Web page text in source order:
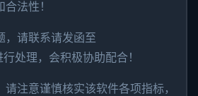
法性！
，请联系请发函至
处理，会积极协助配合！
注意谨慎核实该软件各项指标，